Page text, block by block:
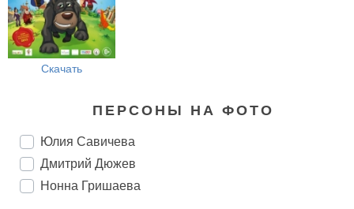
Скачать
ПЕРСОНЫ НА ФОТО
Юлия Савичева
Дмитрий Дюжев
Нонна Гришаева